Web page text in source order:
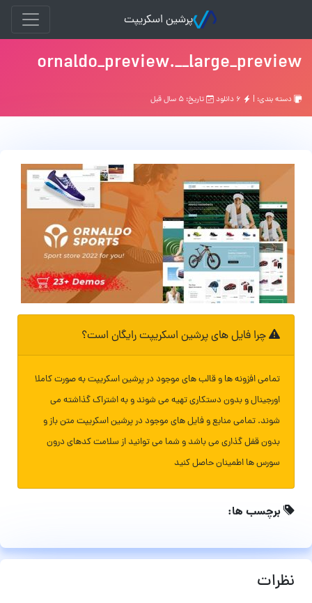
پرشین اسکریپت
ornaldo_preview.__large_preview
دسته بندی: | تاریخ: ۵ سال قبل
چرا فایل های پرشین اسکریپت رایگان است؟
تمامی افزونه ها و قالب های موجود در پرشین اسکریپت به صورت کاملا
اورجینال و بدون دستکاری تهیه می شوند و به اشتراک گذاشته می
شوند. تمامی منابع و فایل های موجود در پرشین اسکریپت متن باز و
بدون قفل گذاری می باشد و شما می توانید از سلامت کدهای درون
سورس ها اطمینان حاصل کنید
برچسب ها:
نظرات